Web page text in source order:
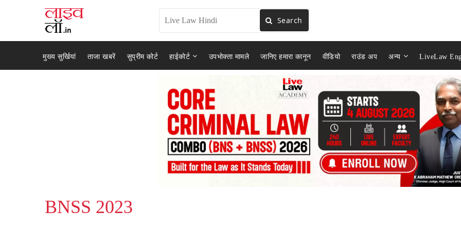
Search
मुख्य सुर्खियां ताजा खबरें सुप्रीम कोर्ट हाईकोर्ट उपभोक्ता मामले जानिए हमारा कानून वीडियो राउंड अप अन्य LiveLaw
BNSS 2023